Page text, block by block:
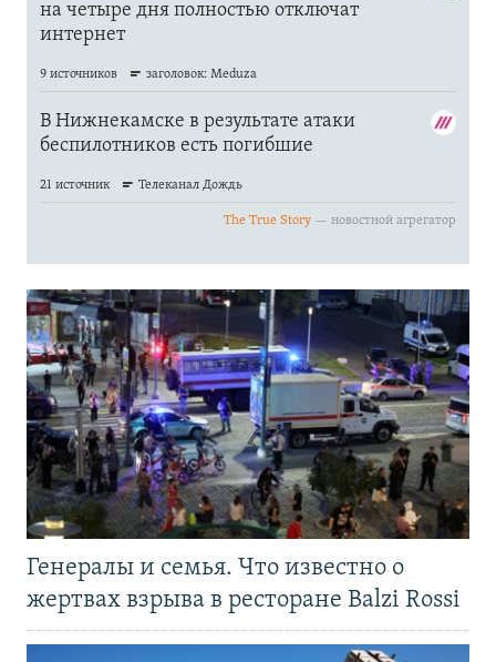
Генералы и семья. Что известно о
жертвах взрыва в ресторане Balzi Rossi